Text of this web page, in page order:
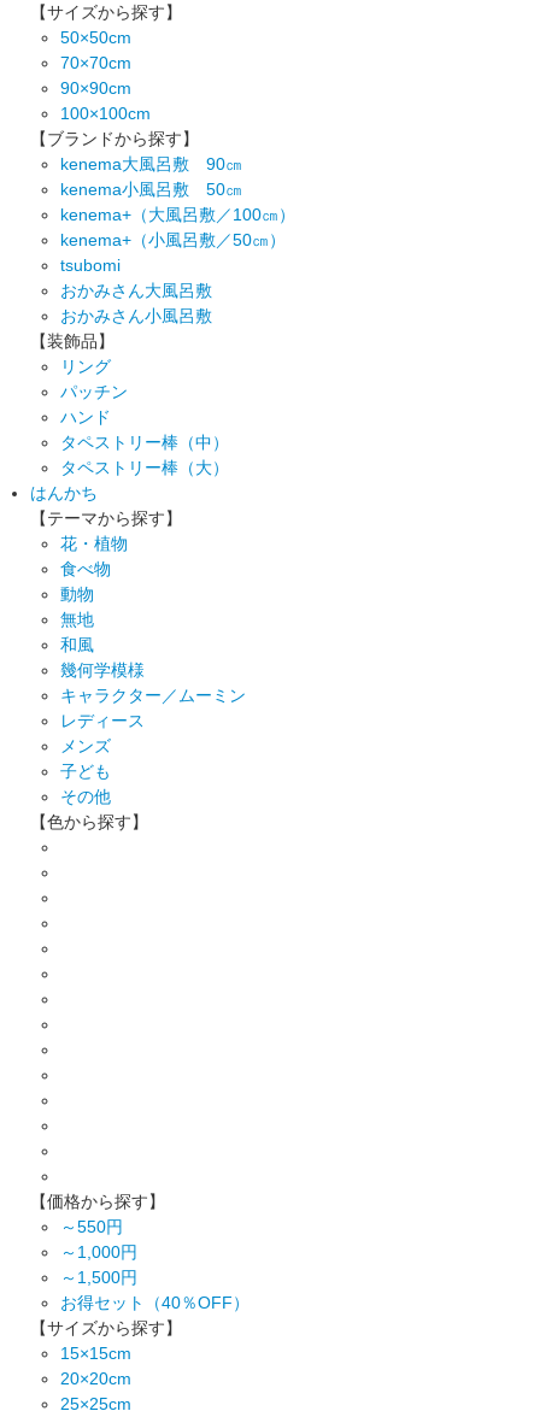
【サイズから探す】
50×50cm
70×70cm
90×90cm
100×100cm
【ブランドから探す】
kenema大風呂敷 90㎝
kenema小風呂敷 50㎝
kenema+（大風呂敷／100㎝）
kenema+（小風呂敷／50㎝）
tsubomi
おかみさん大風呂敷
おかみさん小風呂敷
【装飾品】
リング
パッチン
ハンド
タペストリー棒（中）
タペストリー棒（大）
はんかち
【テーマから探す】
花・植物
食べ物
動物
無地
和風
幾何学模様
キャラクター／ムーミン
レディース
メンズ
子ども
その他
【色から探す】
【価格から探す】
～550円
～1,000円
～1,500円
お得セット（40％OFF）
【サイズから探す】
15×15cm
20×20cm
25×25cm